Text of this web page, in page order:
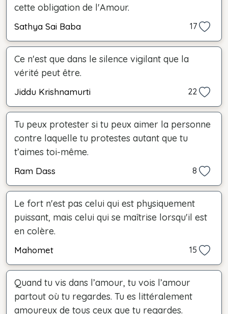
cette obligation de l'Amour.
Sathya Sai Baba 17
Ce n'est que dans le silence vigilant que la
vérité peut être.
Jiddu Krishnamurti 22
Tu peux protester si tu peux aimer la personne
contre laquelle tu protestes autant que tu
t’aimes toi-même.
Ram Dass 8
Le fort n'est pas celui qui est physiquement
puissant, mais celui qui se maîtrise lorsqu'il est
en colère.
Mahomet 15
Quand tu vis dans l’amour, tu vois l’amour
partout où tu regardes. Tu es littéralement
amoureux de tous ceux que tu regardes.